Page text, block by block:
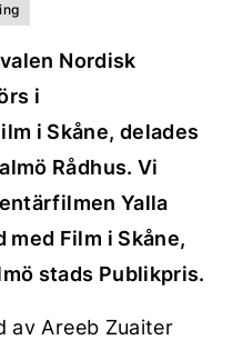
Nordisk
i
i Skåne, delades
Rådhus. Vi
Yalla
med Film i Skåne,
stads Publikpris.
av Areeb Zuaiter